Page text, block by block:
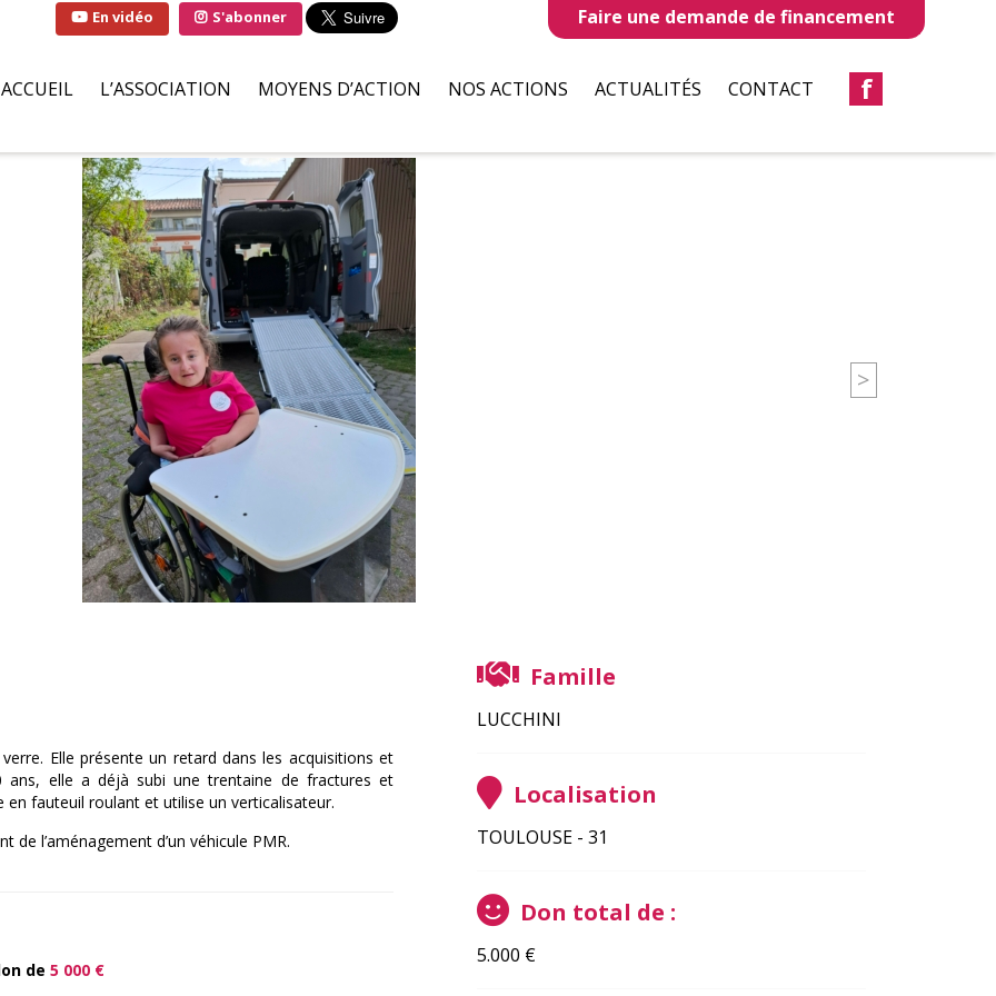
ACCUEIL L’ASSOCIATION
LA MARRAINE DE
L’ASSOCIATION
LIVRE D’OR
DEMANDES D’AIDES
MOYENS D’ACTION
PARTENAIRES BÉNÉVOLES
ILS S’ENGAGENT POUR NOUS
NOS ACTIONS ACTUALITÉS CONTACT f
>
Elle présente un retard dans les acquisitions et
ans, elle a déjà subi une trentaine de fractures et
fauteuil roulant et utilise un verticalisateur.
l’aménagement d’un véhicule PMR.
de 5 000 €
Famille
LUCCHINI
Localisation
TOULOUSE - 31
Don total de :
5.000 €
Faire une demande de financement
S'abonner
En vidéo